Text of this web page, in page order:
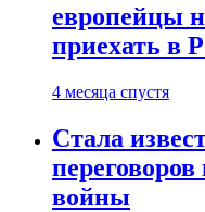
европейцы
приехать в
4 месяца спустя
Стала
войны